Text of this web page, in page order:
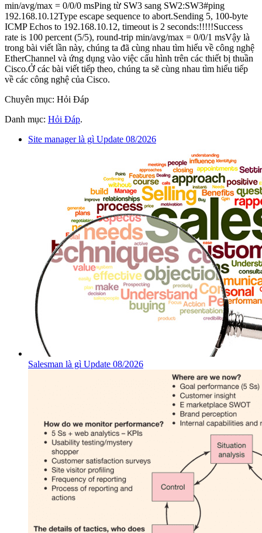
min/avg/max = 0/0/0 msPing từ SW3 sang SW2:SW3#ping
192.168.10.12Type escape sequence to abort.Sending 5, 100-byte
ICMP Echos to 192.168.10.12, timeout is 2 seconds:!!!!!Success
rate is 100 percent (5/5), round-trip min/avg/max = 0/0/1 msVậy là
trong bài viết lần này, chúng ta đã cùng nhau tìm hiểu về công nghệ
EtherChannel và ứng dụng vào việc cấu hình trên các thiết bị thuần
Cisco.Ở các bài viết tiếp theo, chúng ta sẽ cùng nhau tìm hiểu tiếp
về các công nghệ của Cisco.
Chuyên mục: Hỏi Đáp
Danh mục: Hỏi Đáp.
Site manager là gì Update 08/2026
Salesman là gì Update 08/2026